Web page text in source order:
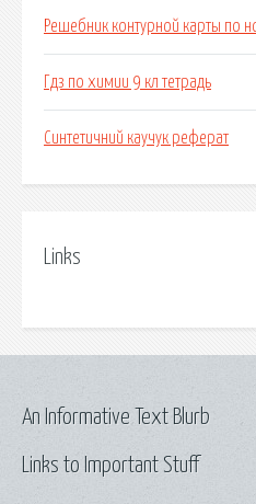
Решебник контурной карты по
Гдз по химии 9 кл тетрадь
Синтетичний каучук реферат
Links
Links to Important Stuff
An Informative Text Blurb